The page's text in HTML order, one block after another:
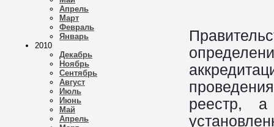
Апрель
Март
Февраль
Январь
2010
Декабрь
Ноябрь
Сентябрь
Август
Июль
Июнь
Май
Апрель
реестр,